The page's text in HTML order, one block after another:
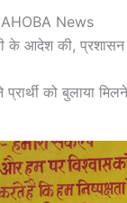
News
के आदेश की, प्रशासन
प्रार्थी को बुलाया